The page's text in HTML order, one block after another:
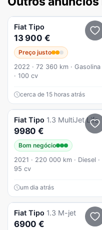
Fiat Tipo
13 900 €
Preço justo
2022 · 72 360 km · Gasolina
· 100 cv
cerca de 15 horas atrás
Fiat Tipo 1.3 MultiJet Life
9980 €
Bom negócio
2021 · 220 000 km · Diesel ·
95 cv
um dia atrás
Fiat Tipo 1.3 M-jet
6900 €